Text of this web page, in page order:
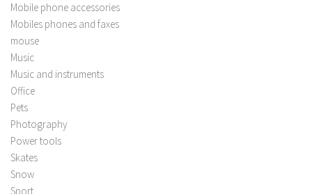
Mobile phone accessories
Mobiles phones and faxes
mouse
Music
Music and instruments
Office
Pets
Photography
Power tools
Skates
Snow
Sport